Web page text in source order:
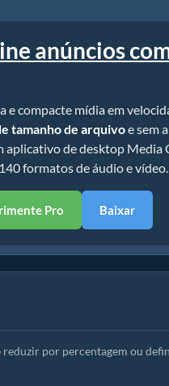
anúncios
e compacte mídia em
tamanho de arquivoe sem
aplicativo de desktop Media
formatos de áudio e vídeo.
Pro Baixar
por percentagem ou